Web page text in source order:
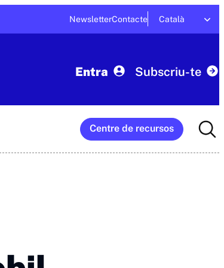
NewsletterContacte Català
Entra Subscriu-te
Centre de recursos
for: